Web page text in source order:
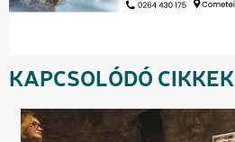
KAPCSOLÓDÓ CIKKEK